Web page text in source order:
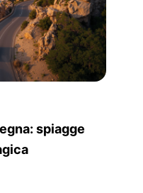
spiagge